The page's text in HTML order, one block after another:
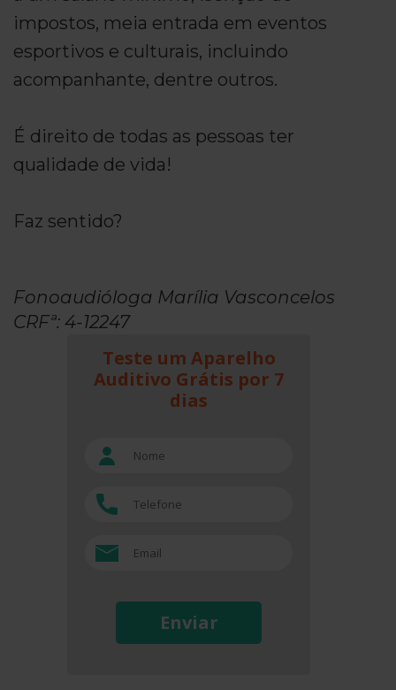
impostos, meia entrada em eventos
esportivos e culturais, incluindo
acompanhante, dentre outros.
É direito de todas as pessoas ter
qualidade de vida!
Faz sentido?
Fonoaudióloga Marília Vasconcelos
CRFª: 4-12247
Teste um Aparelho
Auditivo Grátis por 7
dias
Enviar